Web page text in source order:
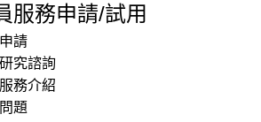
服務申請/試用
請
究諮詢
務介紹
題